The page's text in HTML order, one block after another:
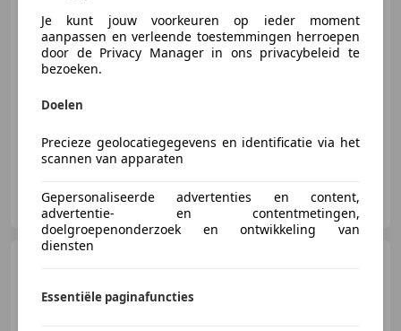
€ 16.500
02/1961
Auto Bek
NL-4433 RV HOEDEKENSKERKE
Je kunt jouw voorkeuren op ieder moment
aanpassen en verleende toestemmingen herroepen
door de Privacy Manager in ons privacybeleid te
bezoeken.
Doelen
Precieze geolocatiegegevens en identificatie via het
scannen van apparaten
Gepersonaliseerde advertenties en content,
advertentie- en contentmetingen,
doelgroepenonderzoek en ontwikkeling van
diensten
Essentiële paginafuncties